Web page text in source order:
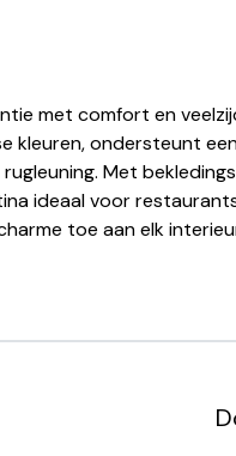
met comfort en
kleuren, ondersteunt
Met
ideaal voor
toe aan elk